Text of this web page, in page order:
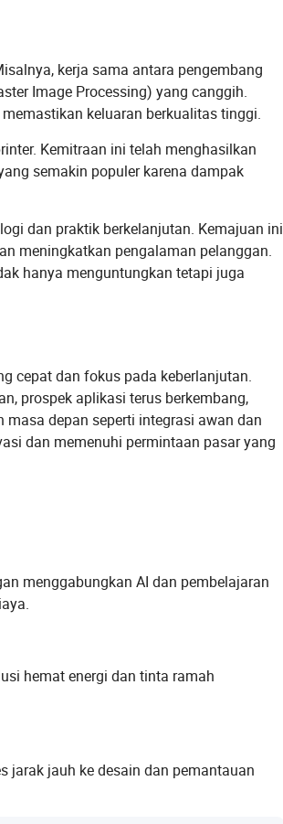
kerja sama antara pengembang
Image Processing) yang canggih.
keluaran berkualitas tinggi.
Kemitraan ini telah menghasilkan
semakin populer karena dampak
dan praktik berkelanjutan. Kemajuan ini
meningkatkan pengalaman pelanggan.
hanya menguntungkan tetapi juga
cepat dan fokus pada keberlanjutan.
prospek aplikasi terus berkembang,
depan seperti integrasi awan dan
dan memenuhi permintaan pasar yang
menggabungkan AI dan pembelajaran
hemat energi dan tinta ramah
jarak jauh ke desain dan pemantauan